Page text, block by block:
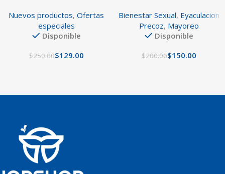
Nuevos productos, Ofertas
especiales
Disponible
$250.00$129.00
Bienestar Sexual, Eyaculacion
Precoz, Mayoreo
Disponible
$200.00$150.00